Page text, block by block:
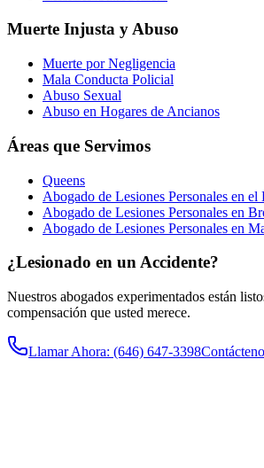
Muerte Injusta y Abuso
Muerte por Negligencia
Mala Conducta Policial
Abuso Sexual
Abuso en Hogares de Ancianos
Áreas que Servimos
Queens
Abogado de Lesiones Personales en el
Abogado de Lesiones Personales en
Abogado de Lesiones Personales en
¿Lesionado en un Accidente?
Nuestros abogados experimentados están
compensación que usted merece.
Llamar Ahora: (646) 647-3398